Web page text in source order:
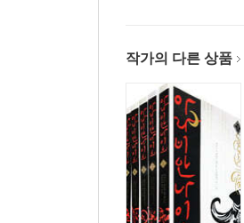
작가의 다른 상품